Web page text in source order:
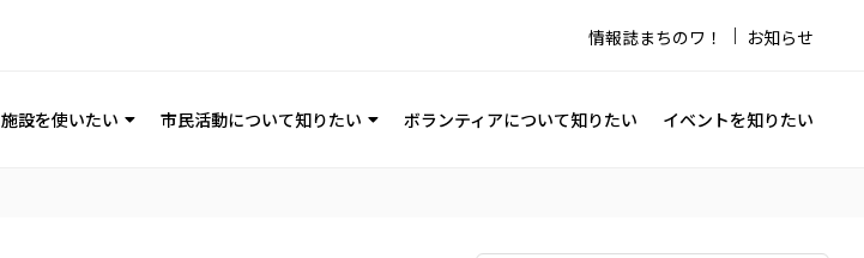
情報誌まちのワ！ お知らせ
施設を使いたい 市民活動について知りたい ボランティアについて知りたい イベントを知りたい